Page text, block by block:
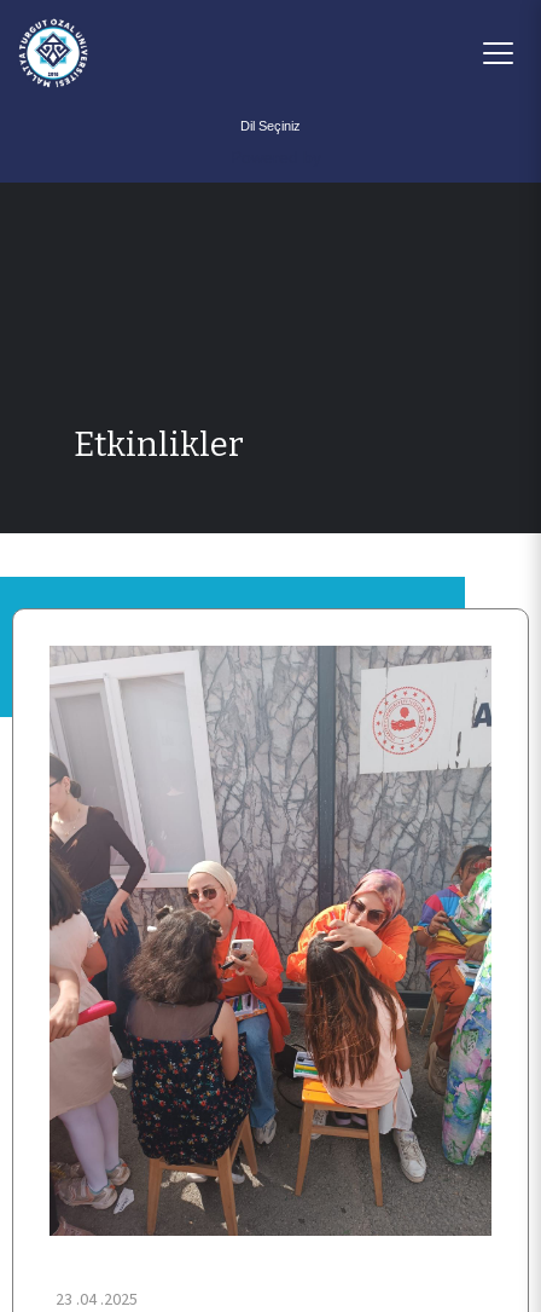
ANA SAYFA
BİRİMİMİZ
KALİTE
TOPLUMSAL KATKI
E-HİZMET
Etkinlikler
23 .04 .2025